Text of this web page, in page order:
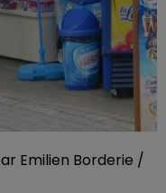
Emilien Borderie /